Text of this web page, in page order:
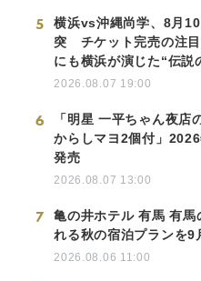
5
横浜vs沖縄尚学、8月
突 チケット完売の注
にも横浜が演じた“伝説
2026.08.07 19:00
6
「明星 一平ちゃん夜店
からしマヨ2個付」
発売
2026.08.07 13:00
7
亀の井ホテル 有馬 有馬
れる秋の宿泊プランを9
2026.08.06 11:00